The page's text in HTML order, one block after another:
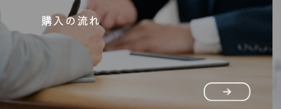
購入の流れ